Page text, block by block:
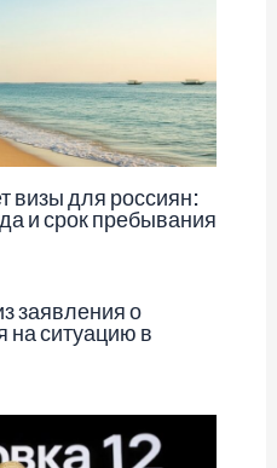
визы для россиян:
и срок пребывания
заявления о
на ситуацию в